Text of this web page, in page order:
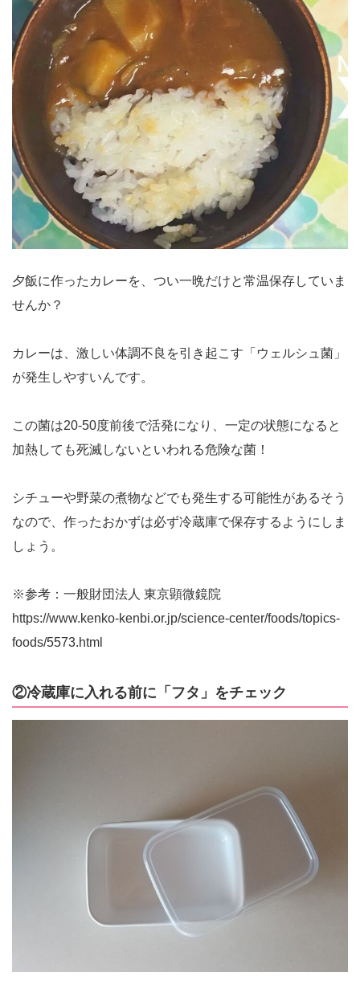
夕飯に作ったカレーを、つい一晩だけと常温保存していま
せんか？
カレーは、激しい体調不良を引き起こす「ウェルシュ菌」
が発生しやすいんです。
この菌は20-50度前後で活発になり、一定の状態になると
加熱しても死滅しないといわれる危険な菌！
シチューや野菜の煮物などでも発生する可能性があるそう
なので、作ったおかずは必ず冷蔵庫で保存するようにしま
しょう。
※参考：一般財団法人 東京顕微鏡院
https://www.kenko-kenbi.or.jp/science-center/foods/topics-
foods/5573.html
②冷蔵庫に入れる前に「フタ」をチェック